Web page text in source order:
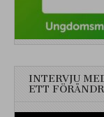
INTERVJU
ETT